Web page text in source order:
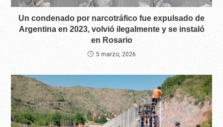
Un condenado por narcotráfico fue expulsado de
Argentina en 2023, volvió ilegalmente y se instaló
en Rosario
5 marzo, 2026